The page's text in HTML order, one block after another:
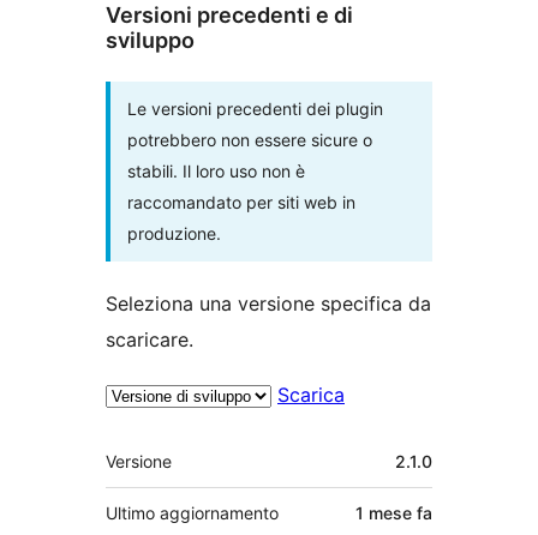
Versioni precedenti e di
sviluppo
Le versioni precedenti dei plugin
potrebbero non essere sicure o
stabili. Il loro uso non è
raccomandato per siti web in
produzione.
Seleziona una versione specifica da
scaricare.
Scarica
Meta
Versione 2.1.0
Ultimo aggiornamento 1 mese fa